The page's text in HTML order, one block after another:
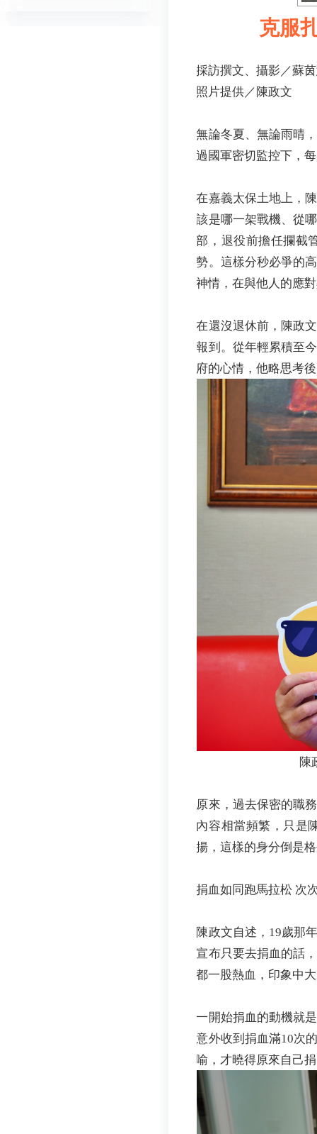
克服
採訪撰文、攝影／蘇
照片提供／陳政文
無論冬夏、無論雨晴
過國軍密切監控下，
在嘉義太保土地上，
該是哪一架戰機、從
部，退役前擔任攔截
勢。這樣分秒必爭的
神情，在與他人的應
在還沒退休前，陳政
報到。從年輕累積至
府的心情，他略思考
陳
原來，過去保密的職
內容相當頻繁，只是
揚，這樣的身分倒是
捐血如同跑馬拉松 次
陳政文自述，19歲那
宣布只要去捐血的話
都一股熱血，印象中
一開始捐血的動機就
意外收到捐血滿10次
喻，才曉得原來自己